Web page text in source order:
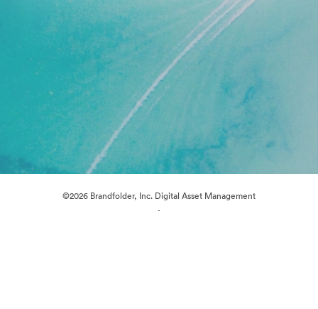
©2026 Brandfolder, Inc. Digital Asset Management
·